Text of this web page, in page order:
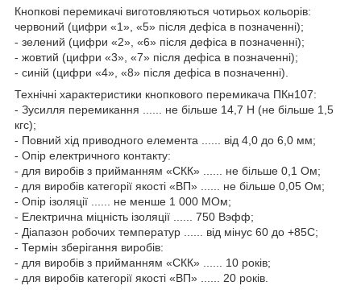
Кнопкові перемикачі виготовляються чотирьох кольорів:
червоний (цифри «1», «5» після дефіса в позначенні);
- зелений (цифри «2», «6» після дефіса в позначенні);
- жовтий (цифри «3», «7» після дефіса в позначенні);
- синій (цифри «4», «8» після дефіса в позначенні).
Технічні характеристики кнопкового перемикача ПКн107:
- Зусилля перемикання ...... не більше 14,7 Н (не більше 1,5
кгс);
- Повний хід приводного елемента ...... від 4,0 до 6,0 мм;
- Опір електричного контакту:
- для виробів з прийманням «СКК» ...... не більше 0,1 Ом;
- для виробів категорії якості «ВП» ...... не більше 0,05 Ом;
- Опір ізоляції ...... не менше 1 000 МОм;
- Електрична міцність ізоляції ...... 750 Вэфф;
- Діапазон робочих температур ...... від мінус 60 до +85С;
- Термін зберігання виробів:
- для виробів з прийманням «СКК» ...... 10 років;
- для виробів категорії якості «ВП» ...... 20 років.